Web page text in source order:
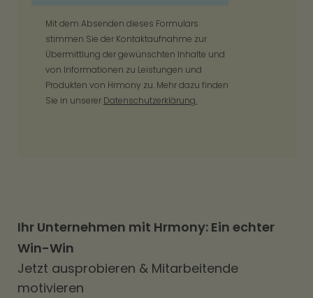
Mit dem Absenden dieses Formulars
stimmen Sie der Kontaktaufnahme zur
Übermittlung der gewünschten Inhalte und
von Informationen zu Leistungen und
Produkten von Hrmony zu. Mehr dazu finden
Sie in unserer Datenschutzerklärung.
Ihr Unternehmen mit Hrmony: Ein echter
Win-Win
Jetzt ausprobieren & Mitarbeitende
motivieren